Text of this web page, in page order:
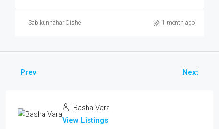
Sabikunnahar Oishe 1 month ago
Prev Next
Basha Vara
View Listings